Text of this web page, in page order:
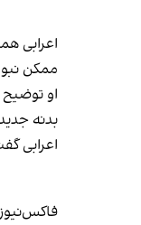
اعرابی
ممکن
بدنه
اعرابی